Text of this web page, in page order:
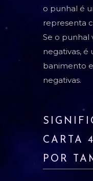
o punhal é
representa
Se o punhal
negativas, é
banimento
negativas.
CARTA
POR